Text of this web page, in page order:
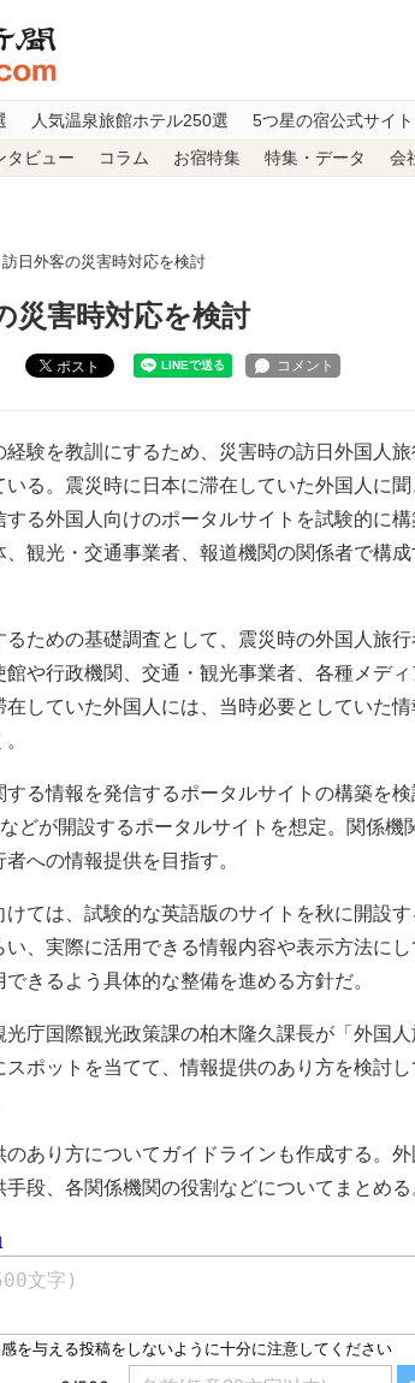
人気温泉旅館ホテル250選 5つ星の宿公式サイト
タビュー コラム お宿特集 特集・データ 会
日外客の災害時対応を検討
災害時対応を検討
ポスト
験を教訓にするため、災害時の訪日外国人
る。震災時に日本に滞在していた外国人に
する外国人向けのポータルサイトを試験的に
観光・交通事業者、報道機関の関係者で構
ための基礎調査として、震災時の外国人旅行
や行政機関、交通・観光事業者、各種メデ
していた外国人には、当時必要としていた
る情報を発信するポータルサイトの構築を
どが開設するポータルサイトを想定。関係機
への情報提供を目指す。
ては、試験的な英語版のサイトを秋に開設す
、実際に活用できる情報内容や表示方法に
きるよう具体的な整備を進める方針だ。
庁国際観光政策課の柏木隆久課長が「外国人
ポットを当てて、情報提供のあり方を検討
あり方についてガイドラインも作成する。外
段、各関係機関の役割などについてまとめる